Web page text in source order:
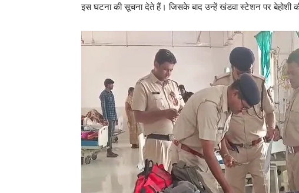
इस घटना की सूचना देते हैं। जिसके बाद उन्हें खंडवा स्टेशन पर बेहोशी